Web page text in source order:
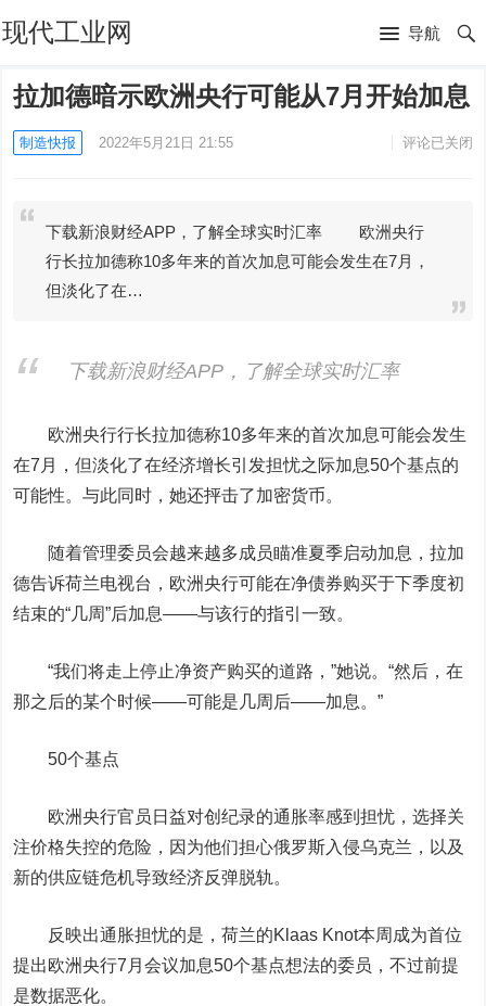
现代工业网 导航
拉加德暗示欧洲央行可能从7月开始加息
制造快报 2022年5月21日 21:55 评论已关闭
下载新浪财经APP，了解全球实时汇率 欧洲央行
行长拉加德称10多年来的首次加息可能会发生在7月，
但淡化了在…
下载新浪财经APP，了解全球实时汇率
欧洲央行行长拉加德称10多年来的首次加息可能会发生
在7月，但淡化了在经济增长引发担忧之际加息50个基点的
可能性。与此同时，她还抨击了加密货币。
随着管理委员会越来越多成员瞄准夏季启动加息，拉加
德告诉荷兰电视台，欧洲央行可能在净债券购买于下季度初
结束的“几周”后加息——与该行的指引一致。
“我们将走上停止净资产购买的道路，”她说。“然后，在
那之后的某个时候——可能是几周后——加息。”
50个基点
欧洲央行官员日益对创纪录的通胀率感到担忧，选择关
注价格失控的危险，因为他们担心俄罗斯入侵乌克兰，以及
新的供应链危机导致经济反弹脱轨。
反映出通胀担忧的是，荷兰的Klaas Knot本周成为首位
提出欧洲央行7月会议加息50个基点想法的委员，不过前提
是数据恶化。